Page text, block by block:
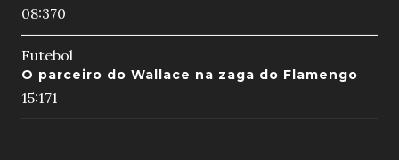
08:370
Futebol
O parceiro do Wallace na zaga do Flamengo
15:171